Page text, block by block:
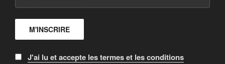
J'ai lu et accepte les termes et les conditions